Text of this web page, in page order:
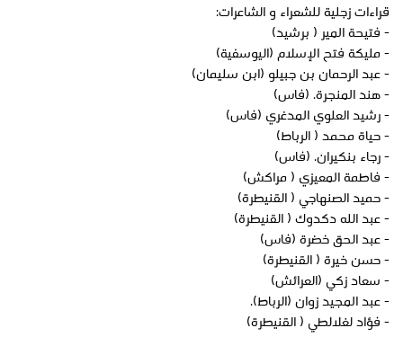
قراءات زجلية للشعراء و الشاعرات:
- فتيحة المير ( برشيد)
- مليكة فتح الإسلام (اليوسفية)
- عبد الرحمان بن جبيلو (ابن سليمان)
- هند المنجرة. (فاس)
- رشيد العلوي المدغري (فاس)
- حياة محمد ( الرباط)
- رجاء بنكيران. (فاس)
- فاطمة المعيزي ( مراكش)
- حميد الصنهاجي ( القنيطرة)
- عبد الله دكدوك ( القنيطرة)
- عبد الحق خضرة (فاس)
- حسن خيرة ( القنيطرة)
- سعاد زكي (العرائش)
- عبد المجيد زوان (الرباط).
- فؤاد لغلالطي ( القنيطرة)